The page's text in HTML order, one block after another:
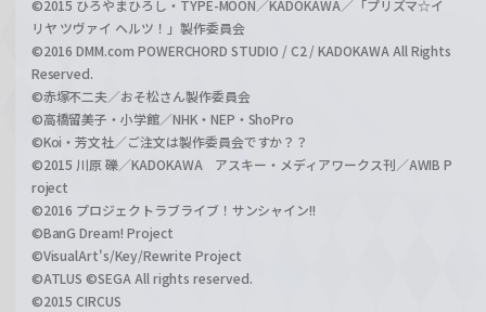
©2015 ひろやまひろし・TYPE-MOON／KADOKAWA／「プリズマ☆イ
リヤ ツヴァイ ヘルツ！」製作委員会
©2016 DMM.com POWERCHORD STUDIO / C2 / KADOKAWA All Rights
Reserved.
©赤塚不二夫／おそ松さん製作委員会
©高橋留美子・小学館／NHK・NEP・ShoPro
©Koi・芳文社／ご注文は製作委員会ですか？？
©2015 川原 礫／KADOKAWA アスキー・メディアワークス刊／AWIB P
roject
©2016 プロジェクトラブライブ！サンシャイン!!
©BanG Dream! Project
©VisualArt's/Key/Rewrite Project
©ATLUS ©SEGA All rights reserved.
©2015 CIRCUS